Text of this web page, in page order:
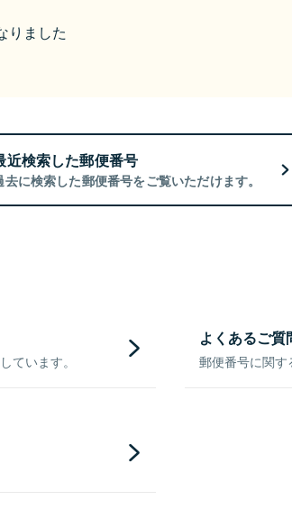
りました
近検索した郵便番号
去に検索した郵便番号をご覧いただけます。
ています。
よくあるご
郵便番号に関す